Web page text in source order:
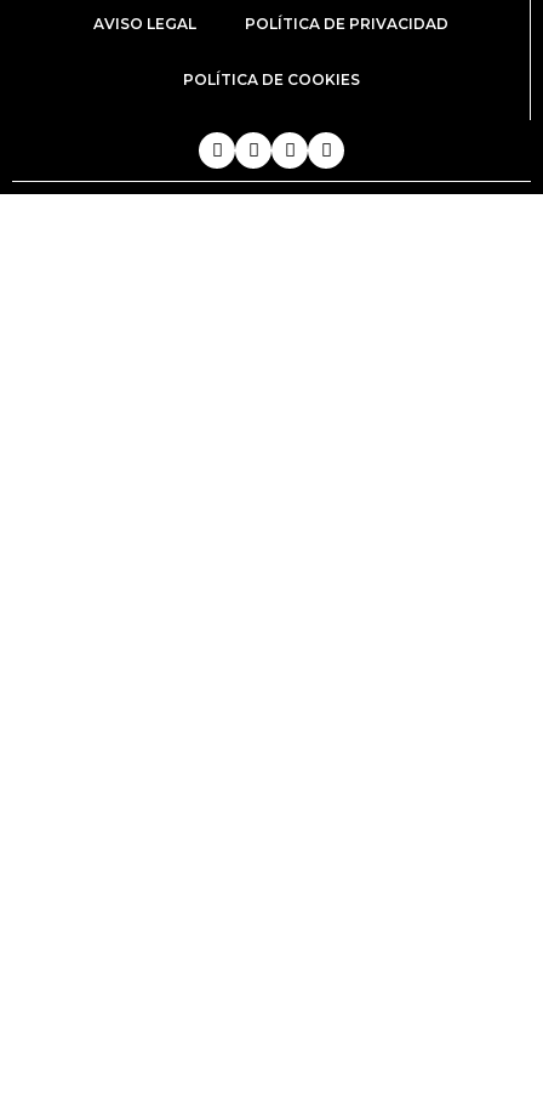
AVISO LEGAL POLÍTICA DE PRIVACIDAD
POLÍTICA DE COOKIES